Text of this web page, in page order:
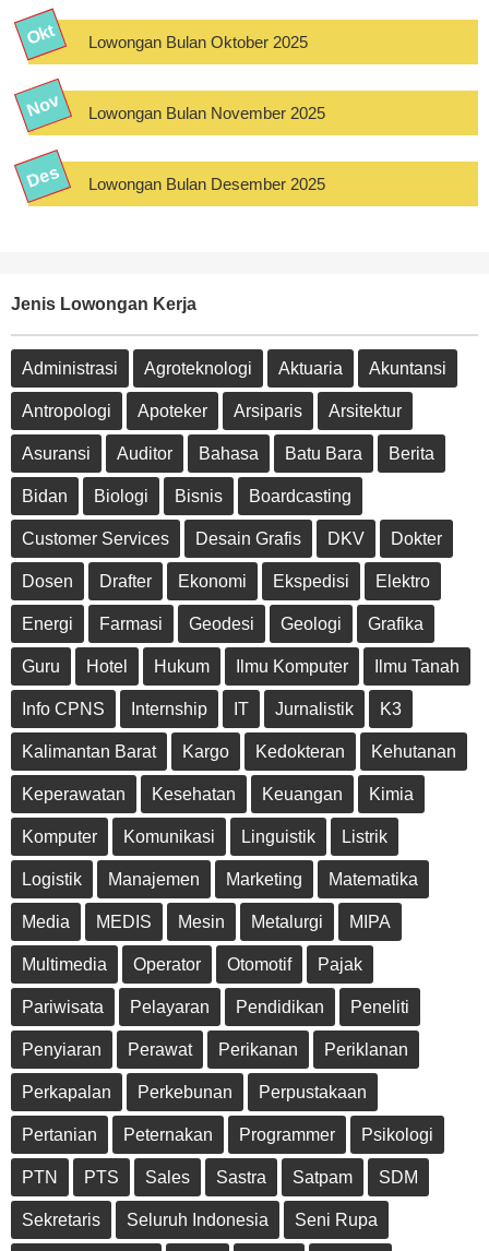
Lowongan Bulan Oktober 2025
Lowongan Bulan November 2025
Lowongan Bulan Desember 2025
Jenis Lowongan Kerja
Administrasi Agroteknologi Aktuaria Akuntansi
Antropologi Apoteker Arsiparis Arsitektur
Asuransi Auditor Bahasa Batu Bara Berita
Bidan Biologi Bisnis Boardcasting
Customer Services Desain Grafis DKV Dokter
Dosen Drafter Ekonomi Ekspedisi Elektro
Energi Farmasi Geodesi Geologi Grafika
Guru Hotel Hukum Ilmu Komputer Ilmu Tanah
Info CPNS Internship IT Jurnalistik K3
Kalimantan Barat Kargo Kedokteran Kehutanan
Keperawatan Kesehatan Keuangan Kimia
Komputer Komunikasi Linguistik Listrik
Logistik Manajemen Marketing Matematika
Media MEDIS Mesin Metalurgi MIPA
Multimedia Operator Otomotif Pajak
Pariwisata Pelayaran Pendidikan Peneliti
Penyiaran Perawat Perikanan Periklanan
Perkapalan Perkebunan Perpustakaan
Pertanian Peternakan Programmer Psikologi
PTN PTS Sales Sastra Satpam SDM
Sekretaris Seluruh Indonesia Seni Rupa